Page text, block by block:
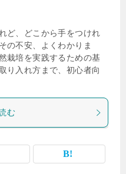
ど、どこから手をつけれ
の不安、よくわかりま
栽培を実践するための基
り入れ方まで、初心者向
む